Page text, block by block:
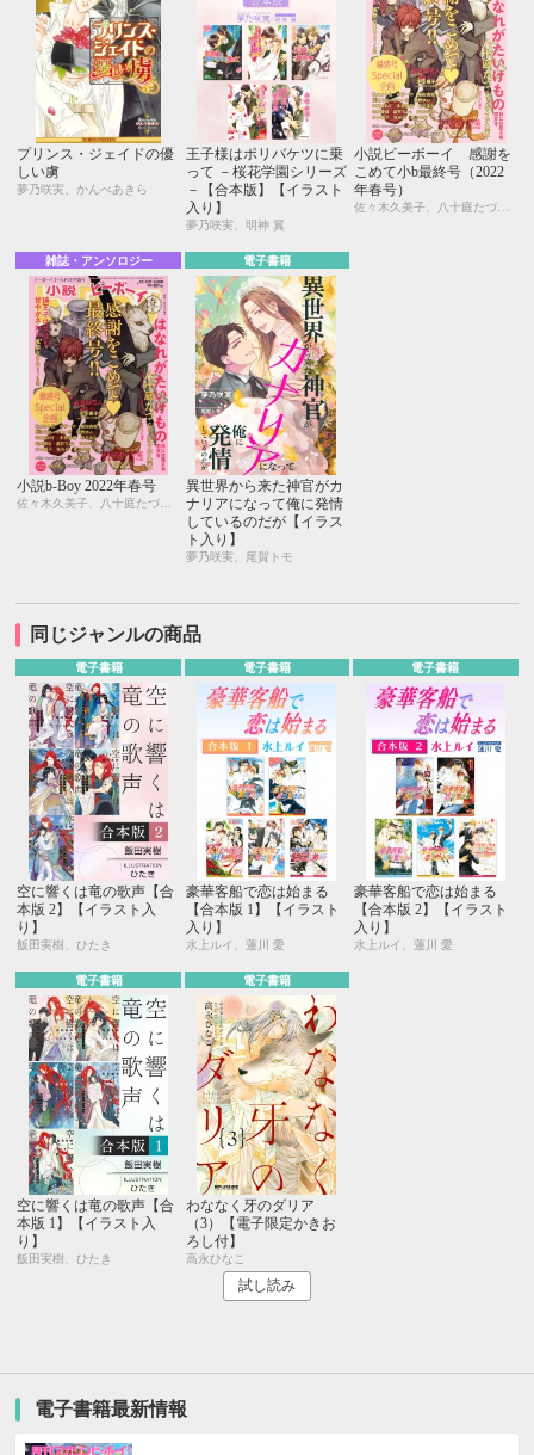
プリンス・ジェイドの優
しい虜
夢乃咲実、かんべあきら
王子様はポリバケツに乗
って －桜花学園シリーズ
－【合本版】【イラスト
入り】
夢乃咲実、明神 翼
小説ビーボーイ 感謝を
こめて小b最終号（2022
年春号）
佐々木久美子、八十庭たづ、水壬楓子、しおべり由生、北ミチノ、二駒レイム、秋山みち花、彩寧一叶、飯田実樹、榎田尤利、かわい恋、櫛野ゆい、幸崎ぱれす、木原音瀬、鈴木あみ、遠野春日、温井ちょも、松梶もとや、夜光 花、夢乃咲実、風祭おまる、月輝
雑誌・アンソロジー
小説b-Boy 2022年春号
電子書籍
異世界から来た神官がカ
ナリアになって俺に発情
しているのだが【イラス
ト入り】
夢乃咲実、尾賀トモ
同じジャンルの商品
電子書籍
空に響くは竜の歌声【合
本版 2】【イラスト入
り】
飯田実樹、ひたき
電子書籍
豪華客船で恋は始まる
【合本版 1】【イラスト
入り】
水上ルイ、蓮川 愛
電子書籍
豪華客船で恋は始まる
【合本版 2】【イラスト
入り】
水上ルイ、蓮川 愛
電子書籍
空に響くは竜の歌声【合
本版 1】【イラスト入
り】
飯田実樹、ひたき
電子書籍
わななく牙のダリア
（3）【電子限定かきお
ろし付】
高永ひなこ
試し読み
電子書籍最新情報